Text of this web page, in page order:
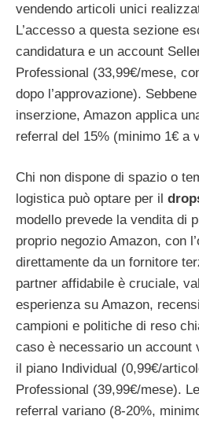
vendendo articoli unici
L’accesso a questa sezione
candidatura e un account
Professional (33,99€/mese,
dopo l’approvazione).
inserzione, Amazon applica
referral del 15% (minimo 1€ a
Chi non dispone di spazio o
logistica può optare per il
modello prevede la vendita di
proprio negozio Amazon, con
direttamente da un fornitore
partner affidabile è cruciale,
esperienza su Amazon,
campioni e politiche di reso
caso è necessario un account
il piano Individual (0,99€/
Professional (39,99€/mese).
referral variano (8-20%,